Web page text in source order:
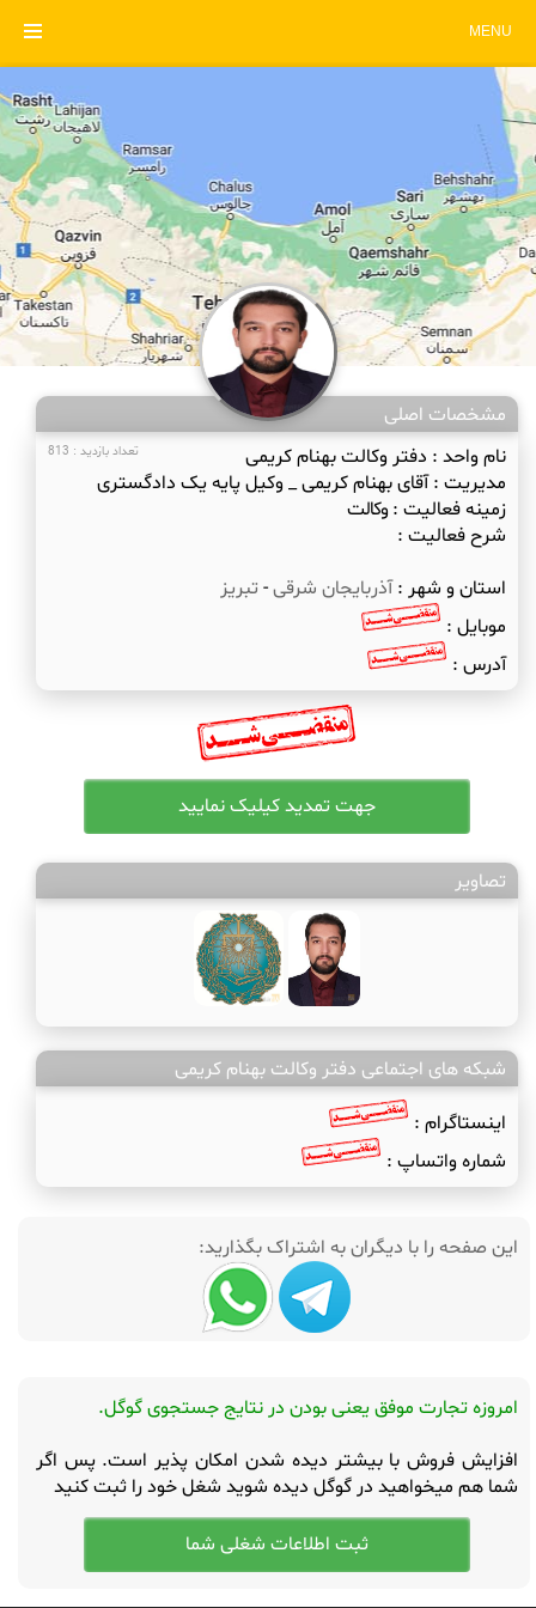
MENU
مشخصات اصلی
تعداد بازدید : 813 نام واحد : دفتر وکالت بهنام کریمی
مدیریت :آقای بهنام کریمی _ وکیل پایه یک دادگستری
زمینه فعالیت :وکالت
شرح فعالیت :
استان و شهر :آذربایجان شرقی- تبریز
موبایل :
آدرس :
تصاویر
شبکه های اجتماعی دفتر وکالت بهنام کریمی
اینستاگرام :
شماره واتساپ :
این صفحه را با دیگران به اشتراک بگذارید:
امروزه تجارت موفق یعنی بودن در نتایج جستجوی گوگل.
افزایش فروش با بیشتر دیده شدن امکان پذیر است. پس اگر
شما هم میخواهید در گوگل دیده شوید شغل خود را ثبت کنید